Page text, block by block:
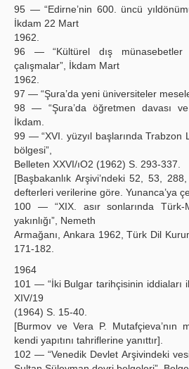
95 — “Edirne’nin 600. üncü
İkdam 22 Mart
1962.
96 — “Kültürel dış
çalışmalar”, İkdam Mart
1962.
97 — “Şura’da yeni üniversiteler
98 — “Şura’da öğretmen davası
İkdam.
99 — “XVI. yüzyıl başlarında Trabzon
bölgesi”,
Belleten XXVI/ıO2 (1962) S. 293-337.
[Başbakanlık Arşivi’ndeki 52, 53,
defterleri verilerine göre. Yunanca’ya
100 — “XIX. asır sonlarında Türk-
yakınlığı”, Nemeth
Armağanı, Ankara 1962, Türk Dil
171-182.
1964
101 — “İki Bulgar tarihçisinin iddiaları
XIV/19
(1964) S. 15-40.
[Burmov ve Vera P. Mutafçieva’nın
kendi yapıtını tahriflerine yanıttır].
102 — “Venedik Devlet Arşivindeki